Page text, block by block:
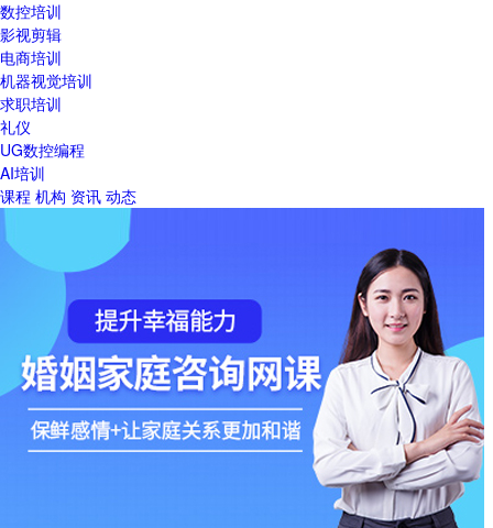
数控培训
影视剪辑
电商培训
机器视觉培训
求职培训
礼仪
UG数控编程
AI培训
课程 机构 资讯 动态